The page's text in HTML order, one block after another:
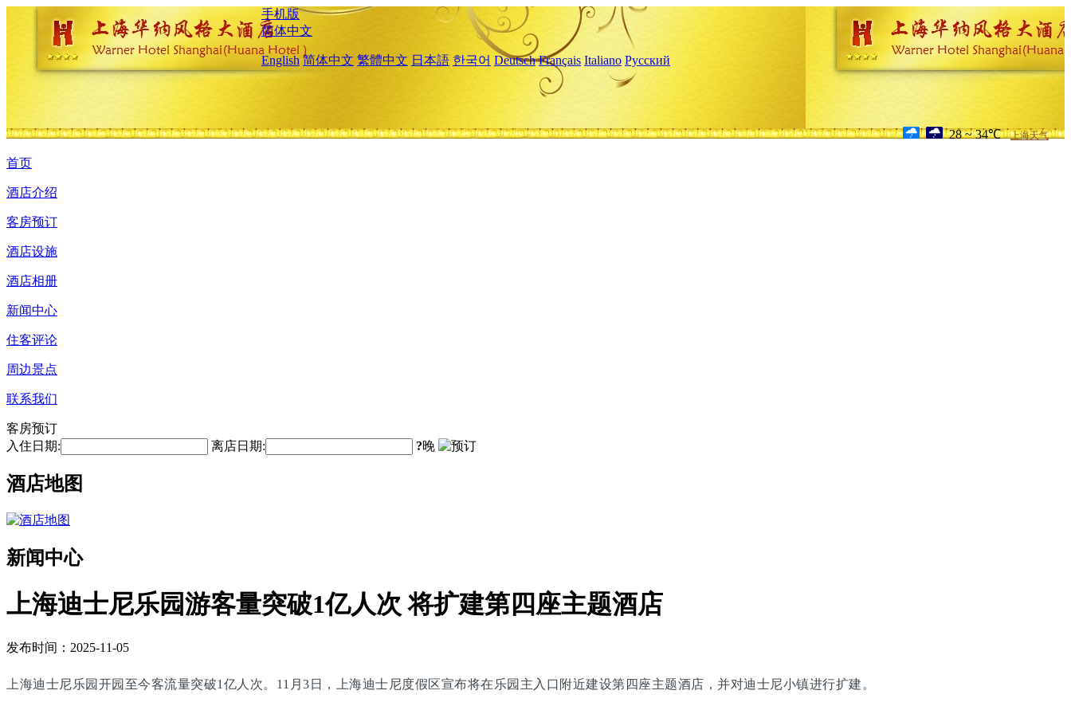
手机版
简体中文
English 简体中文 繁體中文 日本語 한국어 Deutsch Français Italiano Русский
28 ~ 34℃ 上海天气
首页
酒店介绍
客房预订
酒店设施
酒店相册
新闻中心
住客评论
周边景点
联系我们
客房预订
入住日期:
离店日期: ?晚
酒店地图
新闻中心
上海迪士尼乐园游客量突破1亿人次 将扩建第四座主题酒店
发布时间：2025-11-05
上海迪士尼乐园开园至今客流量突破1亿人次。11月3日，上海迪士尼度假区宣布将在乐园主入口附近建设第四座主题酒店，并对迪士尼小镇进行扩建。